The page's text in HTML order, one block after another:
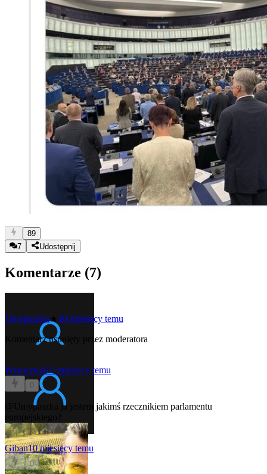
89
7
Udostępnij
Komentarze (7)
Umypaszka★ 10 miesięcy temu
Komentarz usunięty przez moderatora
Wyrocznia10 miesięcy temu
0
@Umypaszka
ja jestem jakimś rzecznikiem parlamentu
Giban10 miesięcy temu
0